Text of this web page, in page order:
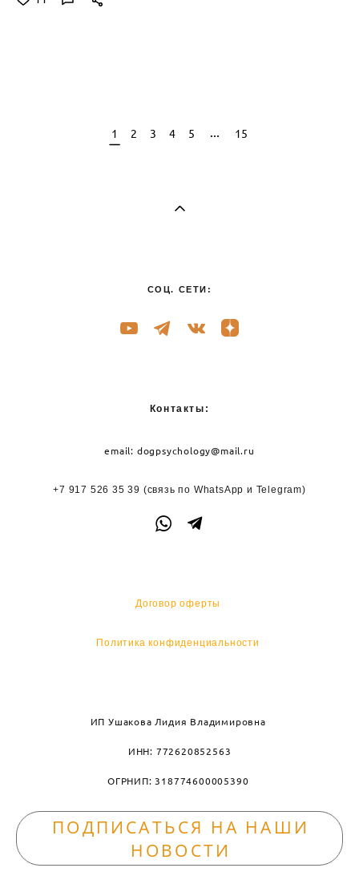
1 2 3 4 5 ... 15
СОЦ. СЕТИ:
Контакты:
email: dogpsychology@mail.ru
+7 917 526 35 39 (связь по WhatsApp и Telegram)
Договор оферты
Политика конфиденциальности
ИП Ушакова Лидия Владимировна
ИНН: 772620852563
ОГРНИП: 318774600005390
ПОДПИСАТЬСЯ НА НАШИ
НОВОСТИ